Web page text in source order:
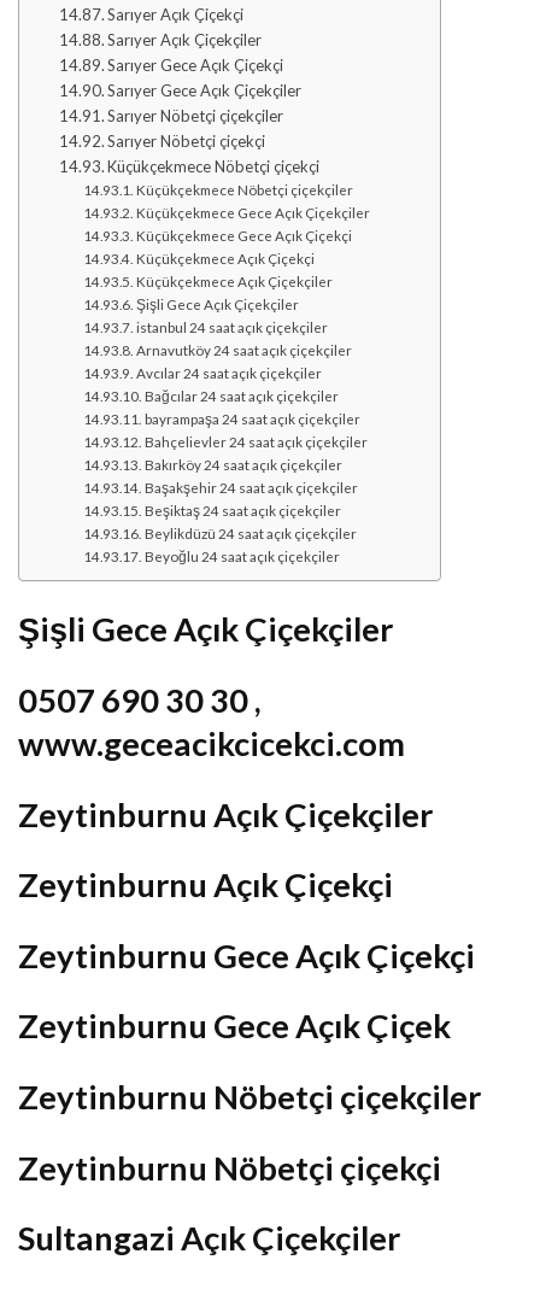
Sarıyer Açık Çiçekçi
Sarıyer Açık Çiçekçiler
Sarıyer Gece Açık Çiçekçi
Sarıyer Gece Açık Çiçekçiler
Sarıyer Nöbetçi çiçekçiler
Sarıyer Nöbetçi çiçekçi
Küçükçekmece Nöbetçi çiçekçi
Küçükçekmece Nöbetçi çiçekçiler
Küçükçekmece Gece Açık Çiçekçiler
Küçükçekmece Gece Açık Çiçekçi
Küçükçekmece Açık Çiçekçi
Küçükçekmece Açık Çiçekçiler
Şişli Gece Açık Çiçekçiler
istanbul 24 saat açık çiçekçiler
Arnavutköy 24 saat açık çiçekçiler
Avcılar 24 saat açık çiçekçiler
Bağcılar 24 saat açık çiçekçiler
bayrampaşa 24 saat açık çiçekçiler
Bahçelievler 24 saat açık çiçekçiler
Bakırköy 24 saat açık çiçekçiler
Başakşehir 24 saat açık çiçekçiler
Beşiktaş 24 saat açık çiçekçiler
Beylikdüzü 24 saat açık çiçekçiler
Beyoğlu 24 saat açık çiçekçiler
Şişli Gece Açık Çiçekçiler
0507 690 30 30 ,
www.geceacikcicekci.com
Zeytinburnu Açık Çiçekçiler
Zeytinburnu Açık Çiçekçi
Zeytinburnu Gece Açık Çiçekçi
Zeytinburnu Gece Açık Çiçek
Zeytinburnu Nöbetçi çiçekçiler
Zeytinburnu Nöbetçi çiçekçi
Sultangazi Açık Çiçekçiler